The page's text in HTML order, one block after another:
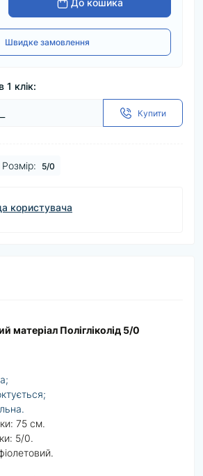
До кошика
Швидке замовлення
1 клік:
Купити
Розмір: 5/0
користувача
матеріал Полігліколід 5/0
75 см.
5/0.